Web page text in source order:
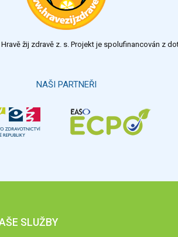
žij zdravě z. s. Projekt je spolufinancován z
NAŠI PARTNEŘI
SLUŽBY